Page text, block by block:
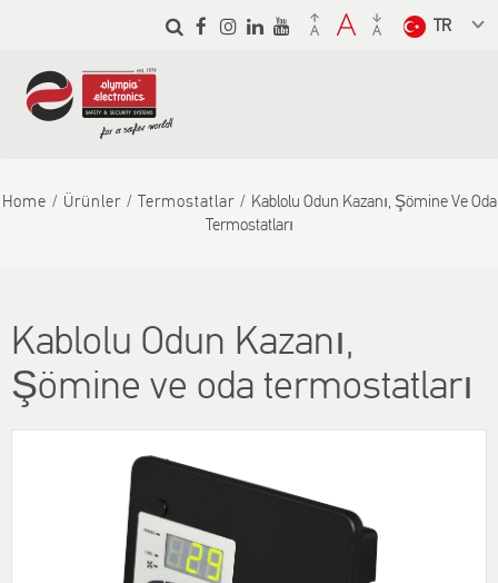
Skip to
main
Home Ürünler Termostatlar
Kablolu Odun Kazanı, Şömine Ve Oda
Termostatları
Kablolu Odun Kazanı,
Şömine ve oda termostatları